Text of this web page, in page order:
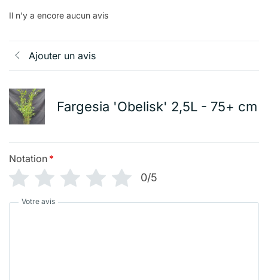
Il n’y a encore aucun avis
Ajouter un avis
Fargesia 'Obelisk' 2,5L - 75+ cm
Notation *
0/5
Votre avis